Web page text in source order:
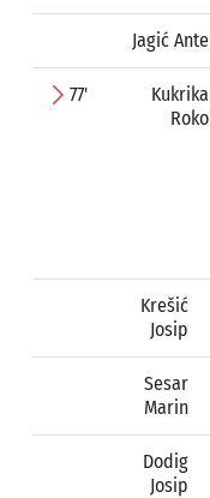
Jagić Ante
77'
Kukrika
Roko
Krešić
Josip
Sesar
Marin
Dodig
Josip